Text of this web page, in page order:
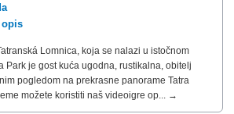
opis
Lomnica, koja se nalazi u istočnom
Park je gost kuća ugodna, rustikalna, obitelj
pogledom na prekrasne panorame Tatra
možete koristiti naš videoigre op... →